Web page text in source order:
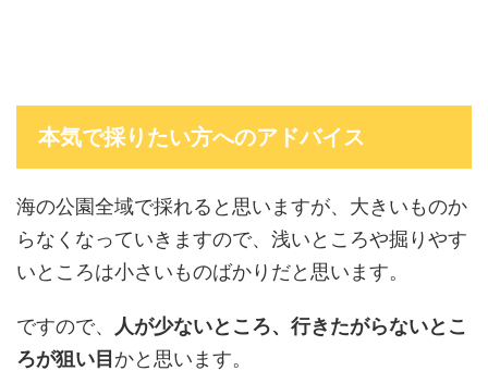
本気で採りたい方へのアドバイス
海の公園全域で採れると思いますが、大きいものか
らなくなっていきますので、浅いところや掘りやす
いところは小さいものばかりだと思います。
ですので、
人が少ないところ、行きたがらないとこ
ろが狙い目かと思います。